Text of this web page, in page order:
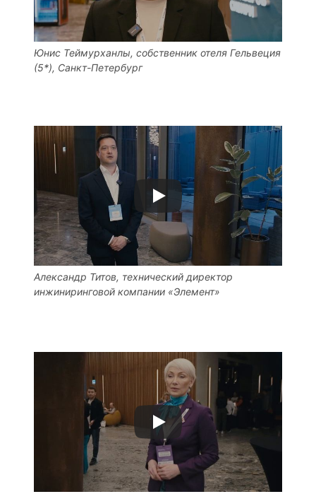
Юнис Теймурханлы, собственник отеля Гельвеция
(5*), Санкт-Петербург
Александр Титов, технический директор
инжиниринговой компании «Элемент»